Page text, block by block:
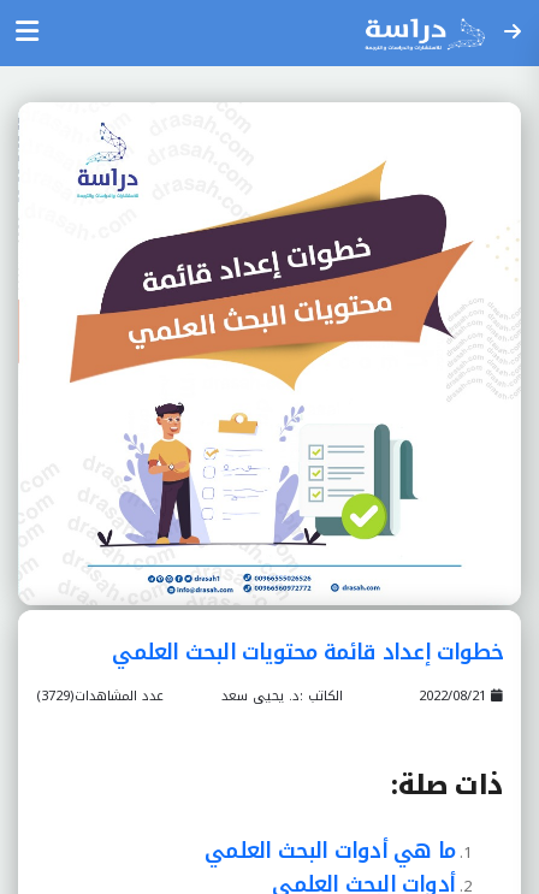
خطوات إعداد قائمة محتويات البحث العلمي
عدد المشاهدات(3729) الكاتب :د. يحيى سعد
ذات صلة:
ما هي أدوات البحث العلمي
أدوات البحث العلمي